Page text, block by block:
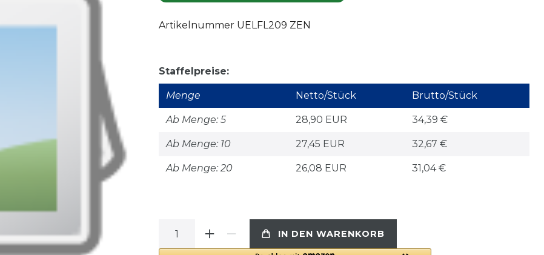
Artikelnummer UELFL209 ZEN
Staffelpreise:
Menge Netto/Stück Brutto/Stück
Ab Menge: 5 28,90 EUR 34,39 €
Ab Menge: 10 27,45 EUR 32,67 €
Ab Menge: 20 26,08 EUR 31,04 €
IN DEN WARENKORB